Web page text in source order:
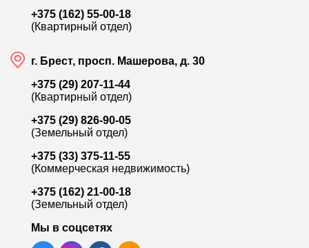
Продажа 3-комн. квартиры, 86 м²
Лот:
Площадь:
Смотреть на карте
+375 (162) 55-00-18
(Квартирный отдел)
г. Брест, просп. Машерова, д. 30
+375 (29) 207-11-44
(Квартирный отдел)
+375 (29) 826-90-05
(Земельный отдел)
+375 (33) 375-11-55
(Коммерческая недвижимость)
+375 (162) 21-00-18
(Земельный отдел)
Мы в соцсетях